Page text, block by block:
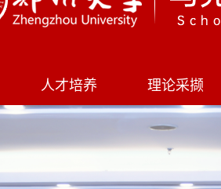
人才培养 理论采撷